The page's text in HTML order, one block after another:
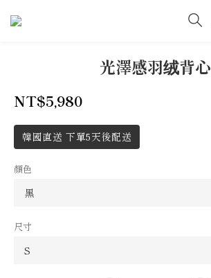
光澤感羽绒背心
NT$5,980
韓國直送 下單5天後配送
顏色
尺寸